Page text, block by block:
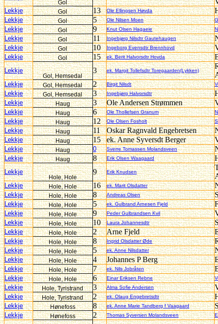
Gol
Lekkje Gol 13 Ole Ellingsen Høvda
Lekkje Gol 5 Ole Nilsen Moen
Lekkje Gol 9 Knut Olsen Hagaeie
Lekkje Gol 11 Ingebjørg Nilsdtr Gautehaugen
Lekkje Gol 10 Ingeborg Evensdtr Brennhovd
Lekkje Gol 15 ek. Berit Halvorsdtr Hovda
Lekkje
Gol, Hemsedal
3 ek. Margit Tollefsdtr Toregaarden(Lykken)
Lekkje Gol, Hemsedal 2 Birgit Nilsdt
Lekkje Gol, Hemsedal 3 Ingebjørg Halvorsdtr
Lekkje Haug 3 Ole Andersen Strømmen
Lekkje Haug 6 Ole Thollefsen Granum
Lekkje Haug 12 Ole Olsen Fosholt
Lekkje Haug 11 Oskar Ragnvald Engebretsen
Lekkje Haug 15 ek. Anne Syversdt Berger
Lekkje Haug 0 Sverre Tomassen Molandsveen
Lekkje Haug 8 Erik Olsen Waagaard
Lekkje
Hole, Hole
9 Erik Knudsen
Lekkje Hole, Hole 16 ek. Marit Olsdatter
Lekkje Hole, Hole 8 Andreas Olsen
Lekkje Hole, Hole 5 ek. Gulbrand Arnesen Fjeld
Lekkje Hole, Hole 9 Peder Gulbrandsen Kvil
Lekkje Hole, Hole 10 Laura Johannesdtr
Lekkje Hole, Hole 2 Arne Fjeld
Lekkje Hole, Hole 8 Ingrid Olsdatter Øde
Lekkje Hole, Hole 5 ek. Anne Nilsdatter
Lekkje Hole, Hole 4 Johannes P Berg
Lekkje Hole, Hole 7 ek. Nils Jobråten
Lekkje Hole, Hole 6 Einar Eriksen Rebne
Lekkje Hole, Tyristrand 3 Alma Sofie Andersen
Lekkje Hole, Tyristrand 2 ek. Olaug Engebretsdtr
Lekkje Hønefoss 8 ek. Anne Marie Tandberg f Vaagaard
Lekkje Hønefoss 2 Thomas Syversen Molandsveen